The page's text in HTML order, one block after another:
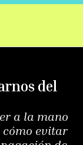
del
a la mano
cómo evitar